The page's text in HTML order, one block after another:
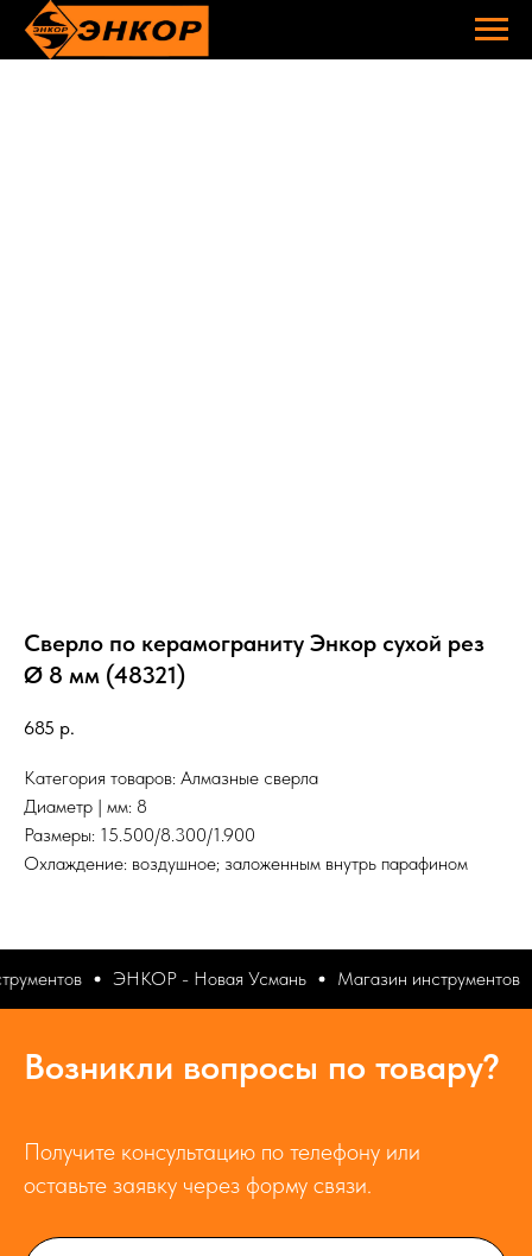
Сверло по керамограниту Энкор сухой рез
Ø 8 мм (48321)
685 р.
Категория товаров: Алмазные сверла
Диаметр | мм: 8
Размеры: 15.500/8.300/1.900
Охлаждение: воздушное; заложенным внутрь парафином
ЭНКОР - Новая Усмань Магазин инструментов
Возникли вопросы по товару?
Получите консультацию по телефону или
оставьте заявку через форму связи.